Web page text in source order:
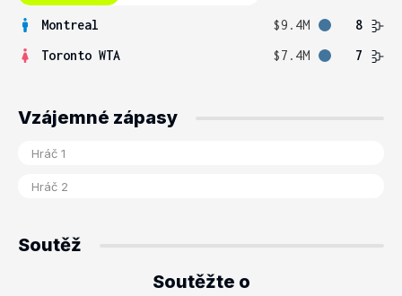
Montreal $9.4M
8
Toronto WTA
$7.4M 7
Vzájemné zápasy
Soutěž
Soutěžte o